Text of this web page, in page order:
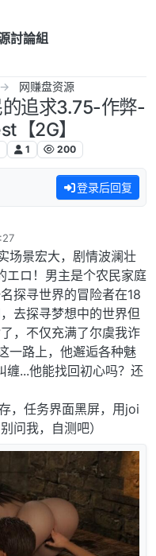
討論組
网赚盘资源
的追求3.75-作弊-
【2G】
1 200
登录后回复
场景宏大，剧情波澜壮
エロ！男主是个农民家庭
探寻世界的冒险者在18
去探寻梦想中的世界但
，不仅充满了尔虞我诈
一路上，他邂逅各种魅
...他能找回初心吗？还
，任务界面黑屏，用joi
问我，自测吧）